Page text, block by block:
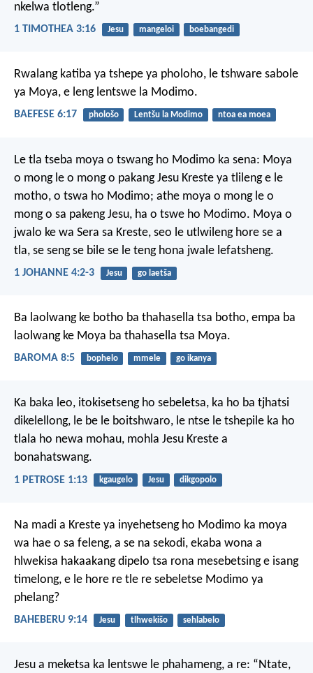
nkelwa tlotleng.”
1 TIMOTHEA 3:16 Jesu mangeloi boebangedi
Rwalang katiba ya tshepe ya pholoho, le tshware sabole
ya Moya, e leng lentswe la Modimo.
BAEFESE 6:17 phološo Lentšu la Modimo ntoa ea moea
Le tla tseba moya o tswang ho Modimo ka sena: Moya
o mong le o mong o pakang Jesu Kreste ya tlileng e le
motho, o tswa ho Modimo; athe moya o mong le o
mong o sa pakeng Jesu, ha o tswe ho Modimo. Moya o
jwalo ke wa Sera sa Kreste, seo le utlwileng hore se a
tla, se seng se bile se le teng hona jwale lefatsheng.
1 JOHANNE 4:2-3 Jesu go laetša
Ba laolwang ke botho ba thahasella tsa botho, empa ba
laolwang ke Moya ba thahasella tsa Moya.
BAROMA 8:5 bophelo mmele go ikanya
Ka baka leo, itokisetseng ho sebeletsa, ka ho ba tjhatsi
dikelellong, le be le boitshwaro, le ntse le tshepile ka ho
tlala ho newa mohau, mohla Jesu Kreste a
bonahatswang.
1 PETROSE 1:13 kgaugelo Jesu dikgopolo
Na madi a Kreste ya inyehetseng ho Modimo ka moya
wa hae o sa feleng, a se na sekodi, ekaba wona a
hlwekisa hakaakang dipelo tsa rona mesebetsing e isang
timelong, e le hore re tle re sebeletse Modimo ya
phelang?
BAHEBERU 9:14 Jesu tlhwekišo sehlabelo
Jesu a meketsa ka lentswe le phahameng, a re: “Ntate,